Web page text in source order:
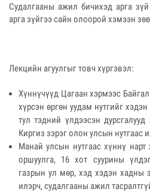
Судалгааны ажил бичихэд арга
арга зүйгээ сайн олоорой хэмээн
Лекцийн агуулгыг товч хүргэвэл:
Хүннүчүүд Цагаан хэрмээс
хүрсэн өргөн уудам нутгийг
тул тэдний үлдээсэн
Киргиз зэрэг олон улсын нутгаас
Манай улсын нутгаас хүннү нарт
оршуулга, 16 хот суурины
газрын ул мөр, хэд хэдэн хадны
илэрч, судалгааны ажил